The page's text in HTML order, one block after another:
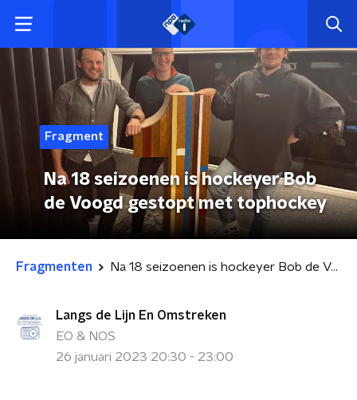
Fragment
Na 18 seizoenen is hockeyer Bob
de Voogd gestopt met tophockey
Fragmenten Na 18 seizoenen is hockeyer Bob de Voogd gestopt met tophockey
Langs de Lijn En Omstreken
EO & NOS
26 januari 2023 20:30 - 23:00